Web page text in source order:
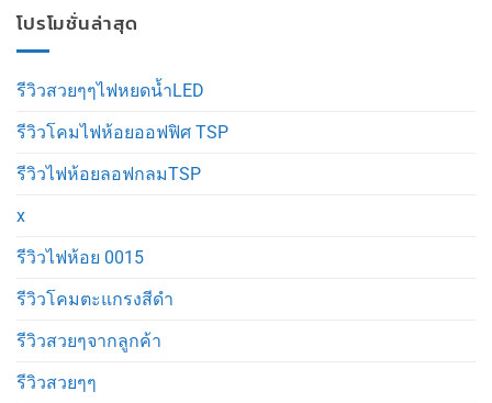
โปรโมชั่นล่าสุด
รีวิวสวยๆๆไฟหยดน้ำLED
รีวิวโคมไฟห้อยออฟฟิศ TSP
รีวิวไฟห้อยลอฟกลมTSP
x
รีวิวไฟห้อย 0015
รีวิวโคมตะแกรงสีดำ
รีวิวสวยๆจากลูกค้า
รีวิวสวยๆๆ